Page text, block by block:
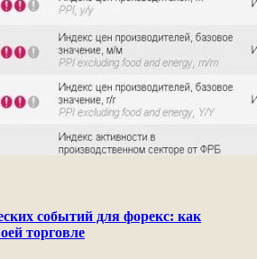
событий для форекс: как
торговле